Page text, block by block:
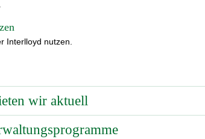
Interlloyd nutzen.
Datenaustausch
Daten zum Kunden
wir aktuell
Zugang und Authentifizierung)